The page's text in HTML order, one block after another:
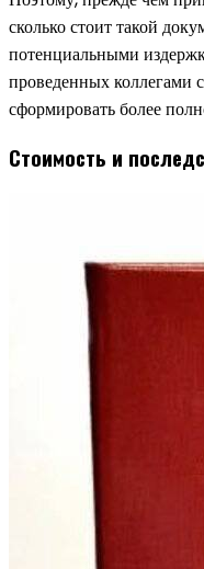
сколько стоит такой
потенциальными
проведенных коллегами
сформировать более
Стоимость и